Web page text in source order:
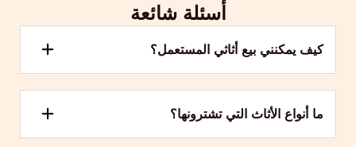
أسئلة شائعة
كيف يمكنني بيع أثاثي المستعمل؟
ما أنواع الأثاث التي تشترونها؟